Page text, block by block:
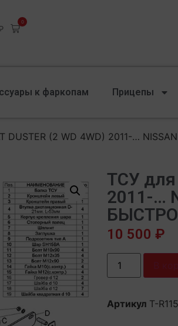
0
к фаркопам Прицепы
DUSTER (2 WD 4WD) 2011-…
ТСУ для
2011-…
10 500 ₽
Артикул Т-